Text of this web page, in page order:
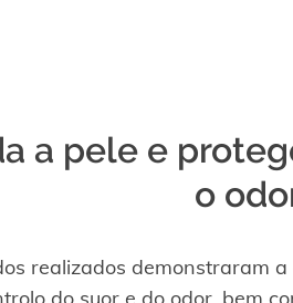
a pele e
o
realizados demonstraram